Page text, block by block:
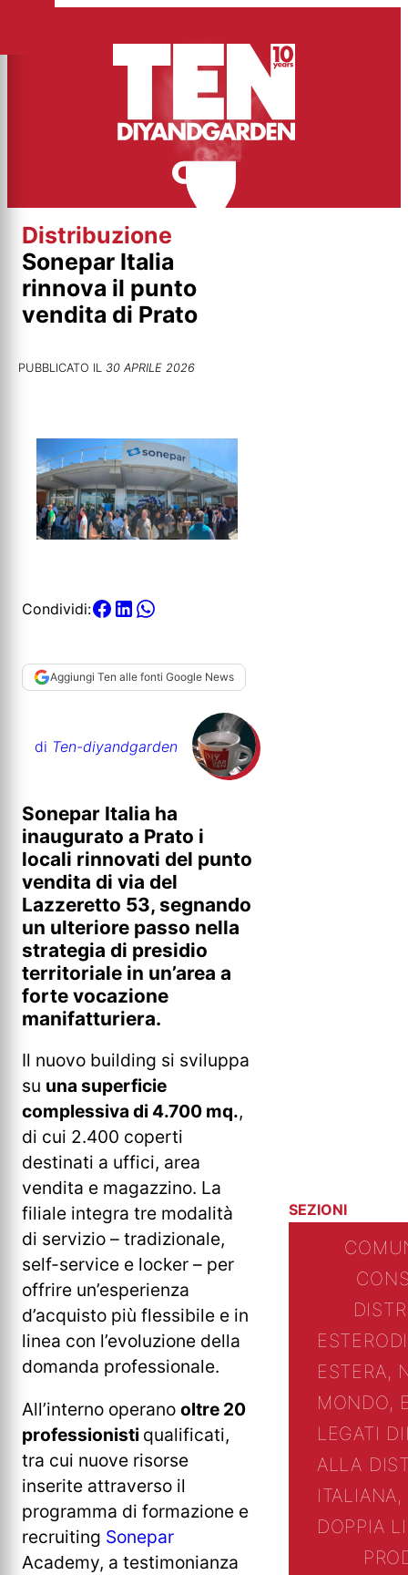
contenuto
Distribuzione
Sonepar Italia
rinnova il punto
vendita di Prato
PUBBLICATO IL 30 APRILE 2026
Condividi:
Aggiungi Ten alle fonti Google News
di Ten-diyandgarden
Sonepar Italia ha
inaugurato a Prato i
locali rinnovati del punto
vendita di via del
Lazzeretto 53, segnando
un ulteriore passo nella
strategia di presidio
territoriale in un’area a
forte vocazione
manifatturiera.
Il nuovo building si sviluppa
su una superficie
complessiva di 4.700 mq.,
di cui 2.400 coperti
destinati a uffici, area
vendita e magazzino. La
filiale integra tre modalità
di servizio – tradizionale,
self-service e locker – per
offrire un’esperienza
d’acquisto più flessibile e in
linea con l’evoluzione della
domanda professionale.
All’interno operano oltre 20
professionisti qualificati,
tra cui nuove risorse
inserite attraverso il
programma di formazione e
recruiting Sonepar
Academy, a testimonianza
SEZIONI
ESTERO
ESTERA,
MONDO,
LEGATI
ALLA
DOPPIA